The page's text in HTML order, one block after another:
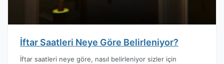
İftar Saatleri Neye Göre Belirleniyor?
İftar saatleri neye göre, nasıl belirleniyor sizler için